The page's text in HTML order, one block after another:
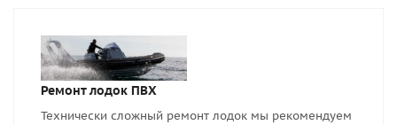
Ремонт лодок ПВХ
Технически сложный ремонт лодок мы рекомендуем